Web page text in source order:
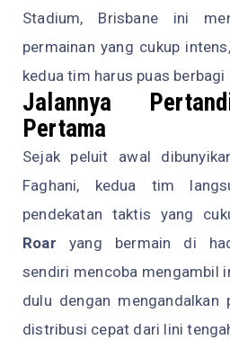
Stadium, Brisbane ini
permainan yang cukup
kedua tim harus puas berbagi
Jalannya
Pertama
Sejak peluit awal
Faghani, kedua tim
pendekatan taktis yang
Roar yang bermain di
sendiri mencoba mengambil
dulu dengan mengandalkan
distribusi cepat dari lini